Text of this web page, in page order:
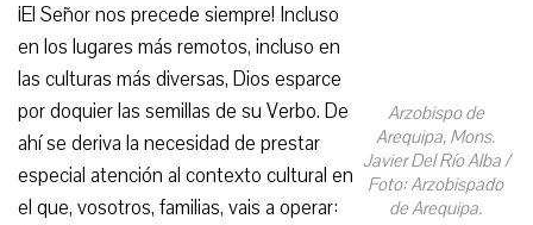
Arzobispo de
Arequipa, Mons.
Javier Del Río Alba /
Foto: Arzobispado
de Arequipa.
¡El Señor nos precede siempre! Incluso
en los lugares más remotos, incluso en
las culturas más diversas, Dios esparce
por doquier las semillas de su Verbo. De
ahí se deriva la necesidad de prestar
especial atención al contexto cultural en
el que, vosotros, familias, vais a operar: